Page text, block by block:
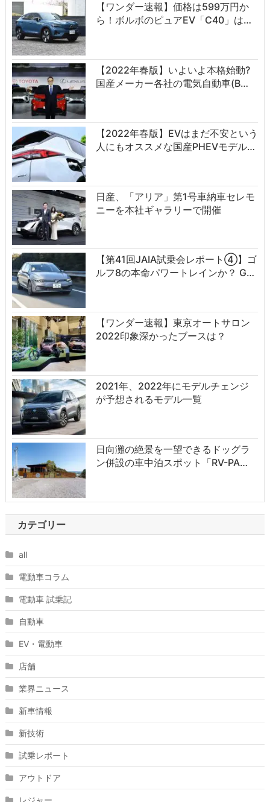
【ワンダー速報】価格は599万円か
ら！ボルボのピュアEV「C40」は…
【2022年春版】いよいよ本格始動?
国産メーカー各社の電気自動車(B…
【2022年春版】EVはまだ不安という
人にもオススメな国産PHEVモデル…
日産、「アリア」第1号車納車セレモ
ニーを本社ギャラリーで開催
【第41回JAIA試乗会レポート④】ゴ
ルフ8の本命パワートレインか？ G…
【ワンダー速報】東京オートサロン
2022印象深かったブースは？
2021年、2022年にモデルチェンジ
が予想されるモデル一覧
日向灘の絶景を一望できるドッグラ
ン併設の車中泊スポット「RV-PA…
カテゴリー
all
電動車コラム
電動車 試乗記
自動車
EV・電動車
店舗
業界ニュース
新車情報
新技術
試乗レポート
アウトドア
レジャー